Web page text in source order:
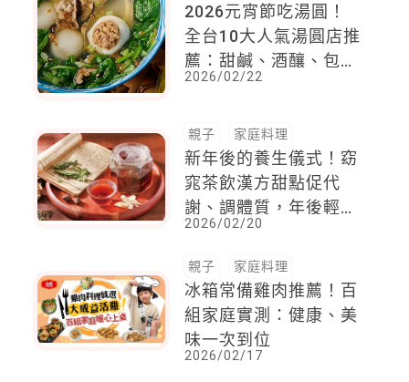
2026元宵節吃湯圓！
全台10大人氣湯圓店推
薦：甜鹹、酒釀、包
肉，大小湯圓通通有！
2026/02/22
親子 家庭料理
新年後的養生儀式！窈
窕茶飲漢方甜點促代
謝、調體質，年後輕斷
食解油膩4道食譜推薦
2026/02/20
親子 家庭料理
冰箱常備雞肉推薦！百
組家庭實測：健康、美
味一次到位
2026/02/17